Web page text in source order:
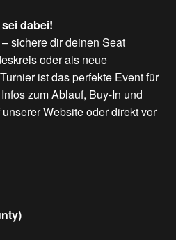
seidabei!
sichere dir deinen Seat
oder als neue
ist das perfekte Event für
zum Ablauf, Buy-In und
Website oder direkt vor